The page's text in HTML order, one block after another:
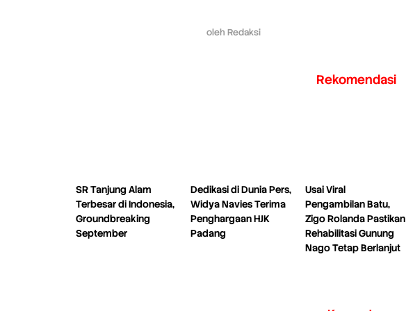
oleh Redaksi
Rekomendasi
SR Tanjung Alam
Terbesar di Indonesia,
Groundbreaking
September
Dedikasi di Dunia Pers,
Widya Navies Terima
Penghargaan HJK
Padang
Usai Viral
Pengambilan Batu,
Zigo Rolanda Pastikan
Rehabilitasi Gunung
Nago Tetap Berlanjut